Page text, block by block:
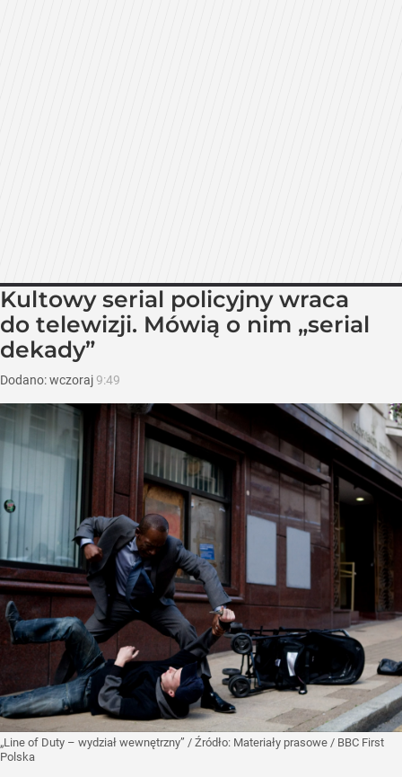
Kultowy serial policyjny wraca
do telewizji. Mówią o nim „serial
dekady”
Dodano:wczoraj 9:49
„Line of Duty – wydział wewnętrzny” / Źródło: Materiały prasowe / BBC First
Polska